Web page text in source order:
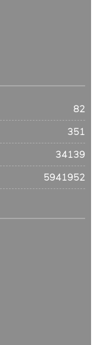
82
351
34139
5941952